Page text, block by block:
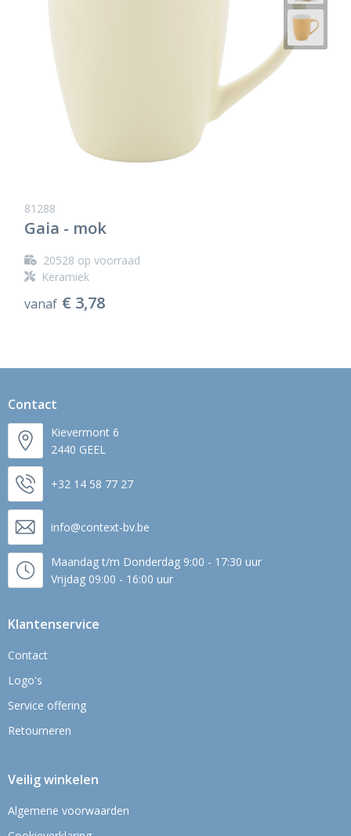
81288
Gaia - mok
20528 op voorraad
Keramiek
vanaf € 3,78
Contact
Kievermont 6
2440 GEEL
+32 14 58 77 27
info@context-bv.be
Maandag t/m Donderdag 9:00 - 17:30 uur
Vrijdag 09:00 - 16:00 uur
Klantenservice
Contact
Logo's
Service offering
Retourneren
Veilig winkelen
Algemene voorwaarden